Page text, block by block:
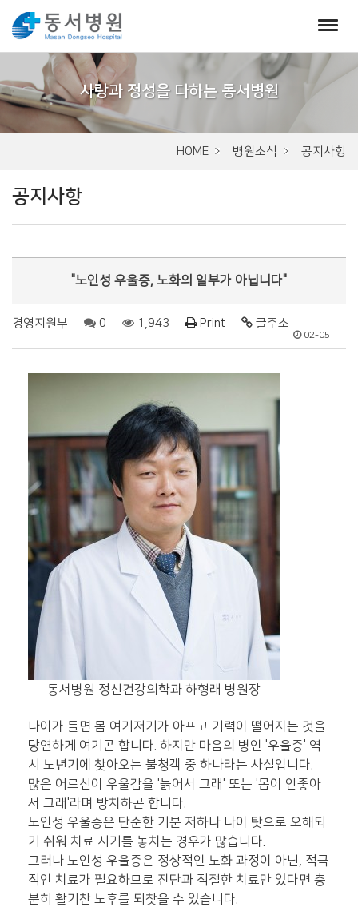
브
비
HOME 병원소식 공지사항
공지사항
"노인성 우울증, 노화의 일부가 아닙니다"
경영지원부 0 1,943 Print 글주소
02-05
동서병원 정신건강의학과 하형래 병원장
나이가 들면 몸 여기저기가 아프고 기력이 떨어지는 것을
당연하게 여기곤 합니다. 하지만 마음의 병인 '우울증' 역
시 노년기에 찾아오는 불청객 중 하나라는 사실입니다.
많은 어르신이 우울감을 '늙어서 그래' 또는 '몸이 안좋아
서 그래'라며 방치하곤 합니다.
노인성 우울증은 단순한 기분 저하나 나이 탓으로 오해되
기 쉬워 치료 시기를 놓치는 경우가 많습니다.
그러나 노인성 우울증은 정상적인 노화 과정이 아닌, 적극
적인 치료가 필요하므로 진단과 적절한 치료만 있다면 충
분히 활기찬 노후를 되찾을 수 있습니다.